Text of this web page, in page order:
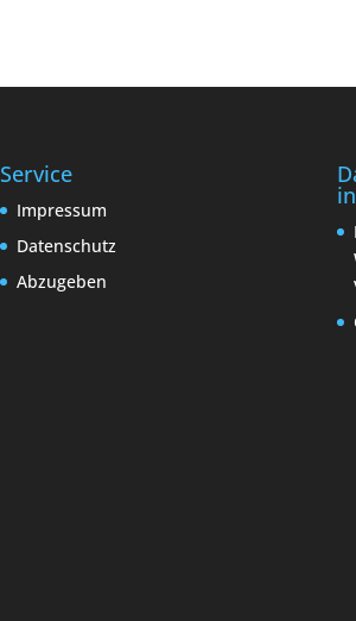
Service
Impressum
Datenschutz
Abzugeben